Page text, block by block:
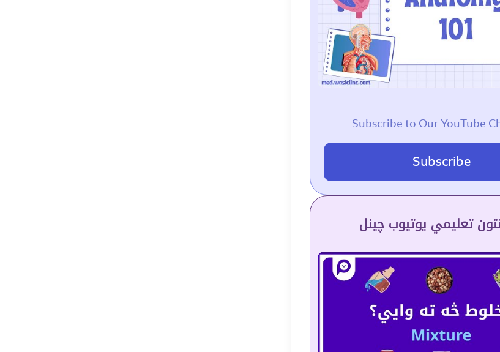
Subscribe to Our YouTube
Subscribe
تعلیمي یوتیوب چینل